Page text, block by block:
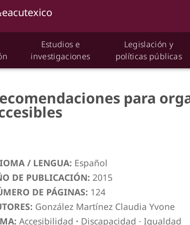
Estudios e
investigaciones
Legislación y
políticas públicas
para
/ LENGUA: Español
DE PUBLICACIÓN: 2015
DE PÁGINAS: 124
González Martínez Claudia Yvone
Accesibilidad · Discapacidad · Igualdad